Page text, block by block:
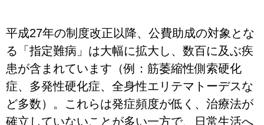
平成27年の制度改正以降、公費助成の対象とな
る「指定難病」は大幅に拡大し、数百に及ぶ疾
患が含まれています（例：筋萎縮性側索硬化
症、多発性硬化症、全身性エリテマトーデスな
ど多数）。これらは発症頻度が低く、治療法が
確立していないことが多い一方で、日常生活へ